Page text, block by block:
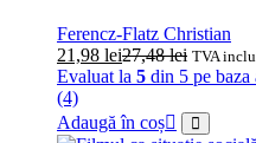
Ferencz-Flatz Christian
21,98 lei27,48lei TVA
Evaluat la 5 din 5 pe baza
(4)
Adaugă în coș